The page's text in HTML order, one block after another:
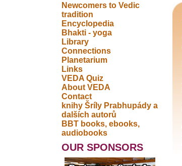
Newcomers to Vedic
tradition
Encyclopedia
Bhakti - yoga
Library
Connections
Planetarium
Links
VEDA Quiz
About VEDA
Contact
knihy Šríly Prabhupády a
dalších autorů
BBT books, ebooks,
audiobooks
OUR SPONSORS